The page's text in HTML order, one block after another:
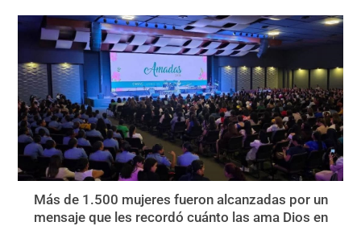
Más de 1.500 mujeres fueron alcanzadas por un
mensaje que les recordó cuánto las ama Dios en